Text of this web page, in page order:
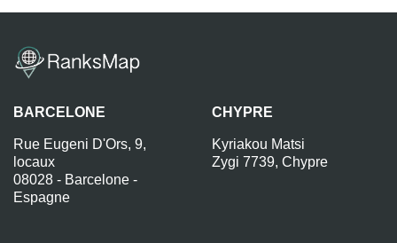
BARCELONE
Rue Eugeni D'Ors, 9,
locaux
08028 - Barcelone -
Espagne
CHYPRE
Kyriakou Matsi
Zygi 7739, Chypre